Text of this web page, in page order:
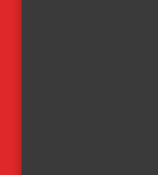
المحلية، فضلًا عن
للدولة المصرية
الوطني.